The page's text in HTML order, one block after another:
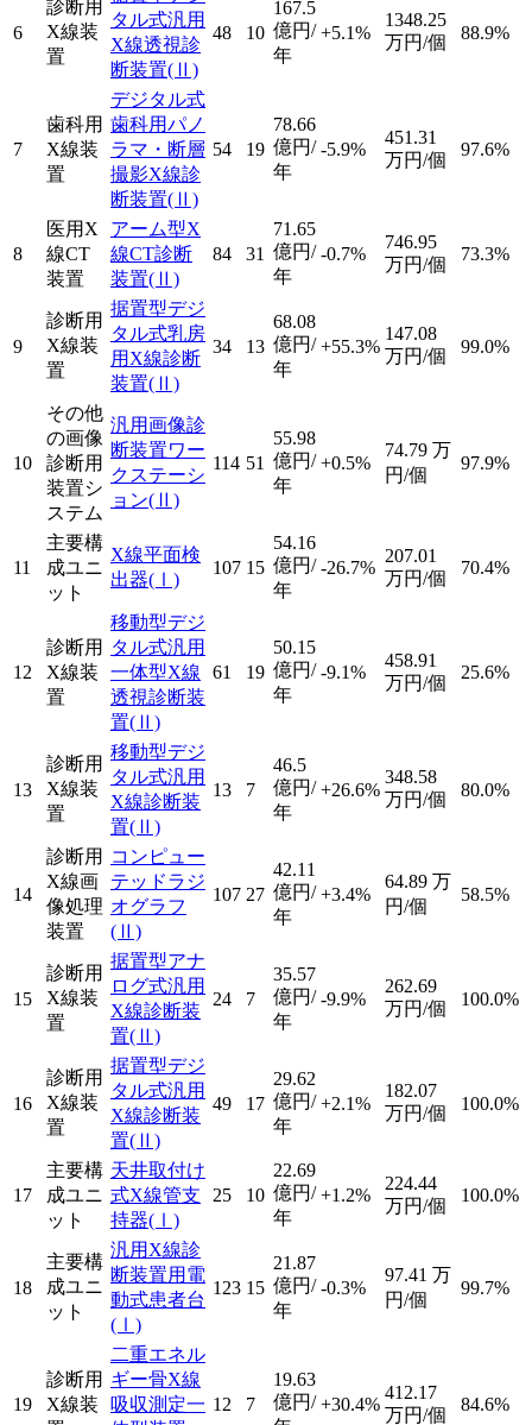
6
診断用
X線装
置
タル式汎用
X線透視診
断装置(Ⅱ)
48 10
167.5
億円/
年
+5.1%
1348.25
万円/個
88.9%
7
歯科用
X線装
置
デジタル式
歯科用パノ
ラマ・断層
撮影X線診
断装置(Ⅱ)
54 19
78.66
億円/
年
-5.9%
451.31
万円/個
97.6%
8
医用X
線CT
装置
アーム型X
線CT診断
装置(Ⅱ)
84 31
71.65
億円/
年
-0.7%
746.95
万円/個
73.3%
9
診断用
X線装
置
据置型デジ
タル式乳房
用X線診断
装置(Ⅱ)
34 13
68.08
億円/
年
+55.3%
147.08
万円/個
99.0%
10
その他
の画像
診断用
装置シ
ステム
汎用画像診
断装置ワー
クステーシ
ョン(Ⅱ)
114 51
55.98
億円/
年
+0.5%
74.79 万
円/個
97.9%
11
主要構
成ユニ
ット
X線平面検
出器(Ⅰ)
107 15
54.16
億円/
年
-26.7%
207.01
万円/個
70.4%
12
診断用
X線装
置
移動型デジ
タル式汎用
一体型X線
透視診断装
置(Ⅱ)
61 19
50.15
億円/
年
-9.1%
458.91
万円/個
25.6%
13
診断用
X線装
置
移動型デジ
タル式汎用
X線診断装
置(Ⅱ)
13 7
46.5
億円/
年
+26.6%
348.58
万円/個
80.0%
14
診断用
X線画
像処理
装置
コンピュー
テッドラジ
オグラフ
(Ⅱ)
107 27
42.11
億円/
年
+3.4%
64.89 万
円/個
58.5%
15
診断用
X線装
置
据置型アナ
ログ式汎用
X線診断装
置(Ⅱ)
24 7
35.57
億円/
年
-9.9%
262.69
万円/個
100.0%
16
診断用
X線装
置
据置型デジ
タル式汎用
X線診断装
置(Ⅱ)
49 17
29.62
億円/
年
+2.1%
182.07
万円/個
100.0%
17
主要構
成ユニ
ット
天井取付け
式X線管支
持器(Ⅰ)
25 10
22.69
億円/
年
+1.2%
224.44
万円/個
100.0%
18
主要構
成ユニ
ット
汎用X線診
断装置用電
動式患者台
(Ⅰ)
123 15
21.87
億円/
年
-0.3%
97.41 万
円/個
99.7%
19
診断用
X線装
二重エネル
ギー骨X線
吸収測定一 12 7
19.63
億円/ +30.4%
412.17
万円/個
84.6%